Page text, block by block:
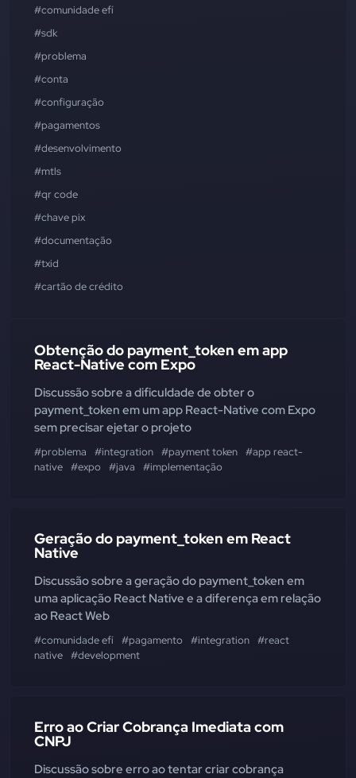
#comunidade efí
#sdk
#problema
#conta
#configuração
#pagamentos
#desenvolvimento
#mtls
#qr code
#chave pix
#documentação
#txid
#cartão de crédito
Obtenção do payment_token em app
React-Native com Expo
Discussão sobre a dificuldade de obter o
payment_token em um app React-Native com Expo
sem precisar ejetar o projeto
#problema #integration #payment token #app react-
native #expo #java #implementação
Geração do payment_token em React
Native
Discussão sobre a geração do payment_token em
uma aplicação React Native e a diferença em relação
ao React Web
#comunidade efí #pagamento #integration #react
native #development
Erro ao Criar Cobrança Imediata com
CNPJ
Discussão sobre erro ao tentar criar cobrança